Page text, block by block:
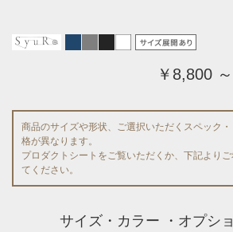
￥8,800
商品のサイズや形状、ご選択いただくスペック
格が異なります。
プロダクトシートをご覧いただくか、下記より
てください。
サイズ・カラー ・オプシ